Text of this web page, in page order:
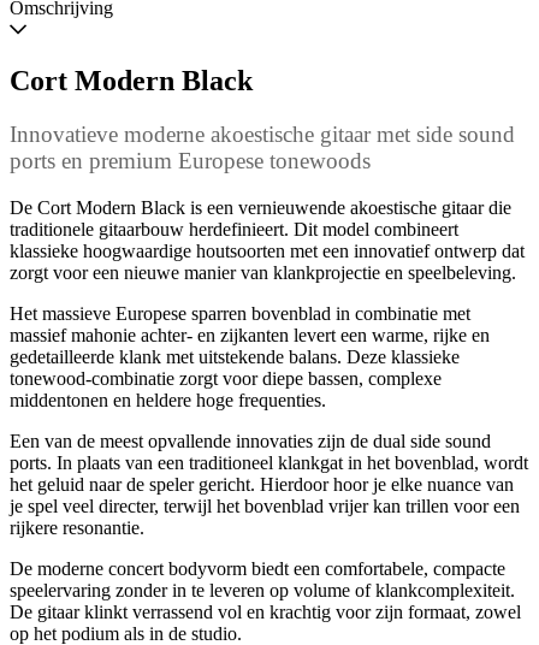
beschikbaar
Omschrijving
Cort Modern Black
Innovatieve moderne akoestische gitaar met side sound
ports en premium Europese tonewoods
De Cort Modern Black is een vernieuwende akoestische gitaar die
traditionele gitaarbouw herdefinieert. Dit model combineert
klassieke hoogwaardige houtsoorten met een innovatief ontwerp dat
zorgt voor een nieuwe manier van klankprojectie en speelbeleving.
Het massieve Europese sparren bovenblad in combinatie met
massief mahonie achter- en zijkanten levert een warme, rijke en
gedetailleerde klank met uitstekende balans. Deze klassieke
tonewood-combinatie zorgt voor diepe bassen, complexe
middentonen en heldere hoge frequenties.
Een van de meest opvallende innovaties zijn de dual side sound
ports. In plaats van een traditioneel klankgat in het bovenblad, wordt
het geluid naar de speler gericht. Hierdoor hoor je elke nuance van
je spel veel directer, terwijl het bovenblad vrijer kan trillen voor een
rijkere resonantie.
De moderne concert bodyvorm biedt een comfortabele, compacte
speelervaring zonder in te leveren op volume of klankcomplexiteit.
De gitaar klinkt verrassend vol en krachtig voor zijn formaat, zowel
op het podium als in de studio.